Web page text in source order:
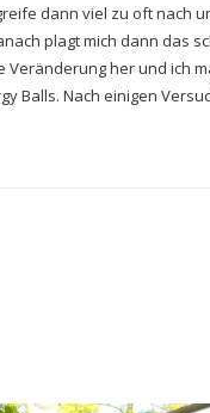
dann viel zu oft nach
plagt mich dann das
Veränderung her und ich
Balls. Nach einigen